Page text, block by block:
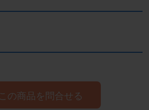
この商品を問合せる